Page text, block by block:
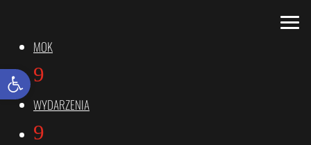
MOK
9
WYDARZENIA
9
Otwórz pasek narzędzi